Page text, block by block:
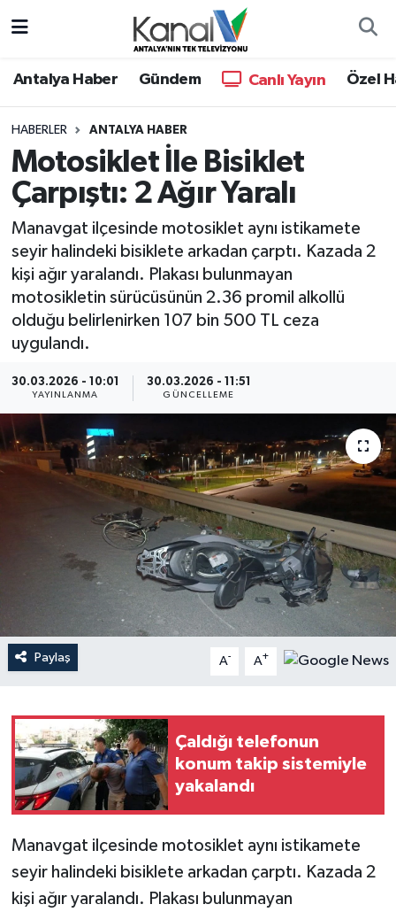
Antalya Haber Gündem Canlı Yayın Özel
HABERLER ANTALYA HABER
Motosiklet İle Bisiklet
Çarpıştı: 2 Ağır Yaralı
Manavgat ilçesinde motosiklet aynı istikamete
seyir halindeki bisiklete arkadan çarptı. Kazada 2
kişi ağır yaralandı. Plakası bulunmayan
motosikletin sürücüsünün 2.36 promil alkollü
olduğu belirlenirken 107 bin 500 TL ceza
uygulandı.
30.03.2026 - 10:01
YAYINLANMA
30.03.2026 - 11:51
GÜNCELLEME
Paylaş A- A+
Çaldığı telefonun
konum takip sistemiyle
yakalandı
Manavgat ilçesinde motosiklet aynı istikamete
seyir halindeki bisiklete arkadan çarptı. Kazada 2
kişi ağır yaralandı. Plakası bulunmayan
Antalya Haber
Dünya
Eğitim
Ekonomi
Gündem
Günün Manşetleri
Haber Kuşakları
Haberler
KANALV Spor
Kültür Sanat
Magazin
Öğle Bülteni
Sağlık
Sosyal medya
Spor
Televizyon
Hava Durumu
Trafik Durumu
Süper Lig Puan Durumu ve Fikstür
Tüm Manşetler
Son Dakika Haberleri
Haber Arşivi